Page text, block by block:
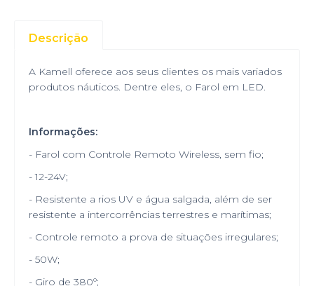
Descrição
A Kamell oferece aos seus clientes os mais variados
produtos náuticos. Dentre eles, o Farol em LED.
Informações:
- Farol com Controle Remoto Wireless, sem fio;
- 12-24V;
- Resistente a rios UV e água salgada, além de ser
resistente a intercorrências terrestres e marítimas;
- Controle remoto a prova de situações irregulares;
- 50W;
- Giro de 380º;